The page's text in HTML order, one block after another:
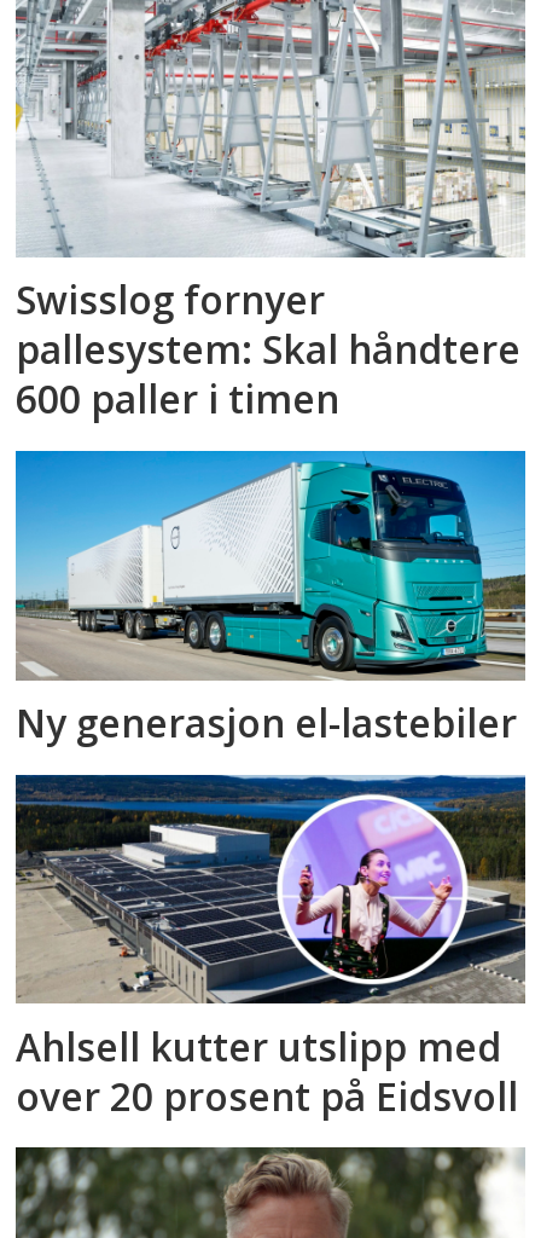
Swisslog fornyer
pallesystem: Skal håndtere
600 paller i timen
Ny generasjon el-lastebiler
Ahlsell kutter utslipp med
over 20 prosent på Eidsvoll